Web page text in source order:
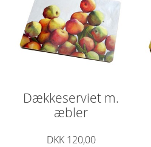
Dækkeserviet m.
æbler
DKK 120,00